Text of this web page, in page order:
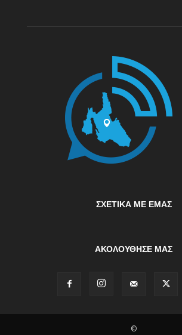
ΣΧΕΤΙΚΆ ΜΕ ΕΜΆΣ
ΑΚΟΛΟΥΘΗΣΕ ΜΑΣ
©